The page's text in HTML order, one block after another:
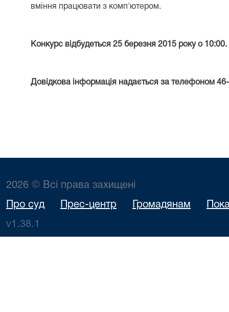
вміння працювати з комп'ютером.
Конкурс відбудеться 25 березня 2015 року о 10:00.
Довідкова інформація надається за телефоном 46-
2026 © Всі права захищені
Про суд Прес-центр Громадянам
v1.38.1